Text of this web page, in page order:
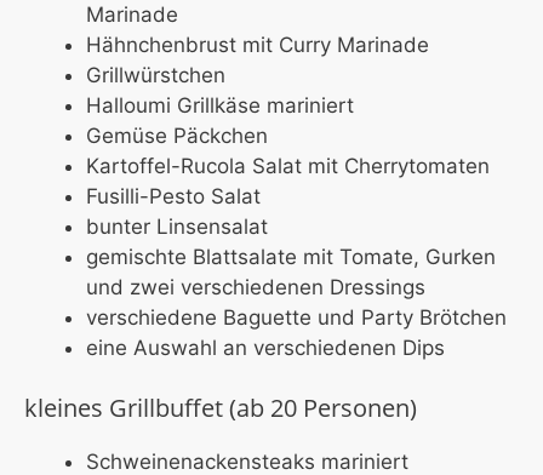
Marinade
Hähnchenbrust mit Curry Marinade
Grillwürstchen
Halloumi Grillkäse mariniert
Gemüse Päckchen
Kartoffel-Rucola Salat mit Cherrytomaten
Fusilli-Pesto Salat
bunter Linsensalat
gemischte Blattsalate mit Tomate, Gurken
und zwei verschiedenen Dressings
verschiedene Baguette und Party Brötchen
eine Auswahl an verschiedenen Dips
kleines Grillbuffet (ab 20 Personen)
Schweinenackensteaks mariniert